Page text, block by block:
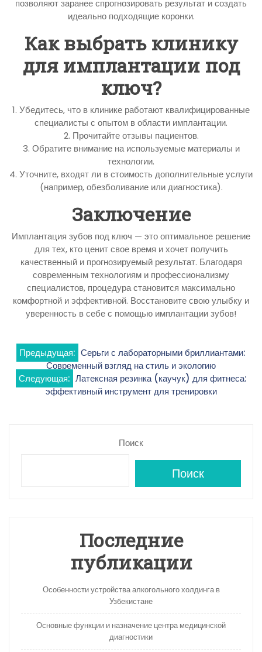
позволяют заранее спрогнозировать результат и создать
идеально подходящие коронки.
Как выбрать клинику
для имплантации под
ключ?
1. Убедитесь, что в клинике работают квалифицированные
специалисты с опытом в области имплантации.
2. Прочитайте отзывы пациентов.
3. Обратите внимание на используемые материалы и
технологии.
4. Уточните, входят ли в стоимость дополнительные услуги
(например, обезболивание или диагностика).
Заключение
Имплантация зубов под ключ — это оптимальное решение
для тех, кто ценит свое время и хочет получить
качественный и прогнозируемый результат. Благодаря
современным технологиям и профессионализму
специалистов, процедура становится максимально
комфортной и эффективной. Восстановите свою улыбку и
уверенность в себе с помощью имплантации зубов!
Навигация
по
записям
Предыдущая: Серьги с лабораторными бриллиантами:
Современный взгляд на стиль и экологию
Следующая: Латексная резинка (каучук) для фитнеса:
эффективный инструмент для тренировки
Поиск
Поиск
Последние
публикации
Особенности устройства алкогольного холдинга в
Узбекистане
Основные функции и назначение центра медицинской
диагностики